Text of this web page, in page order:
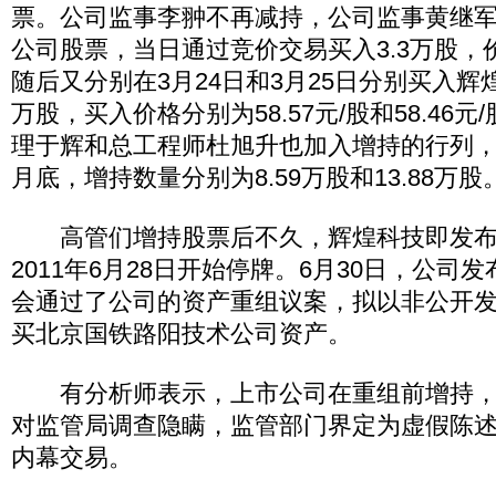
票。公司监事李翀不再减持，公司监事黄继
公司股票，当日通过竞价交易买入3.3万股，
随后又分别在3月24日和3月25日分别买入辉
万股，买入价格分别为58.57元/股和58.46元/
理于辉和总工程师杜旭升也加入增持的行列
月底，增持数量分别为8.59万股和13.88万股
高管们增持股票后不久，辉煌科技即发
2011年6月28日开始停牌。6月30日，公司发
会通过了公司的资产重组议案，拟以非公开
买北京国铁路阳技术公司资产。
有分析师表示，上市公司在重组前增持
对监管局调查隐瞒，监管部门界定为虚假陈
内幕交易。